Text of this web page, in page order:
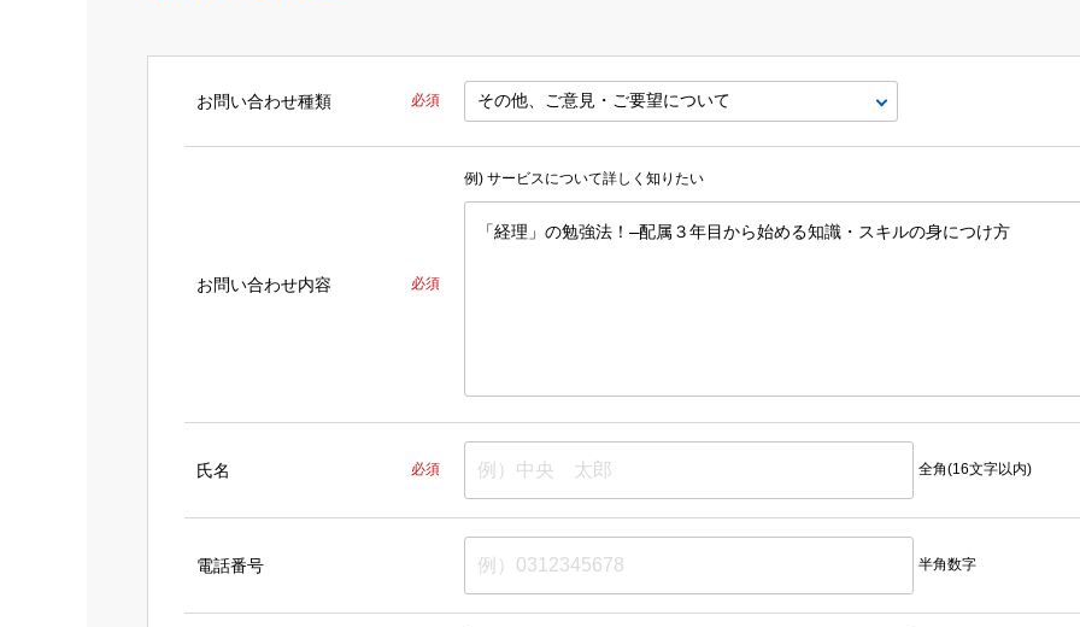
お問い合わせ種類 必須
お問い合わせ内容 必須
例) サービスについて詳しく知りたい
氏名 必須 全角(16文字以内)
電話番号 半角数字